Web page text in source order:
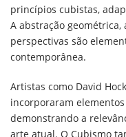
princípios cubistas,
A abstração
perspectivas são
contemporânea.
Artistas como David
incorporaram
demonstrando a
arte atual. O Cubismo